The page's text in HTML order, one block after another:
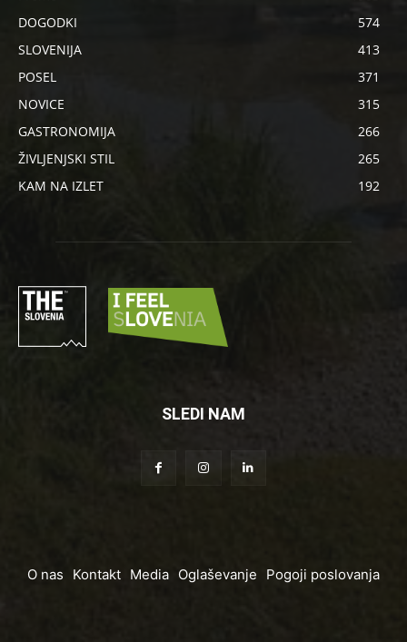
DOGODKI
574
SLOVENIJA
413
POSEL
371
NOVICE
315
GASTRONOMIJA
266
ŽIVLJENJSKI STIL
265
KAM NA IZLET
192
SLEDI NAM
O nas Kontakt Media Oglaševanje Pogoji poslovanja